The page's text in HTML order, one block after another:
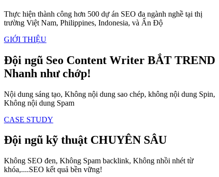
Thực hiện thành công hơn 500 dự án SEO đa ngành nghề tại thị
trường Việt Nam, Philippines, Indonesia, và Ấn Độ
GIỚI THIỆU
Đội ngũ Seo Content Writer BẮT TREND
Nhanh như chớp!
Nội dung sáng tạo, Không nội dung sao chép, không nội dung Spin,
Không nội dung Spam
CASE STUDY
Đội ngũ kỹ thuật CHUYÊN SÂU
Không SEO đen, Không Spam backlink, Không nhồi nhét từ
khóa,....SEO kết quả bền vững!